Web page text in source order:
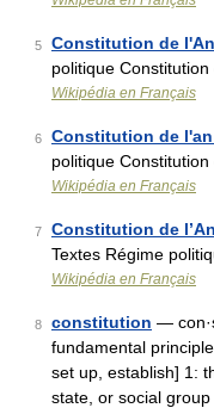
5 Constitution de
politique
Wikipédia en Français
6 Constitution de
politique
Wikipédia en Français
7 Constitution de
Textes Régime
Wikipédia en Français
8 constitution —
fundamental
set up, establish] 1:
state, or social